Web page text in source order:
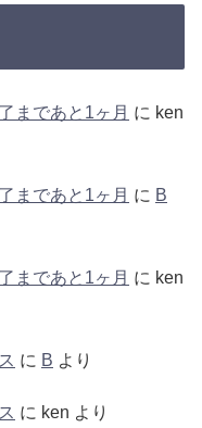
まであと1ヶ月 に ken
まであと1ヶ月 に B
まであと1ヶ月 に ken
に B より
に ken より